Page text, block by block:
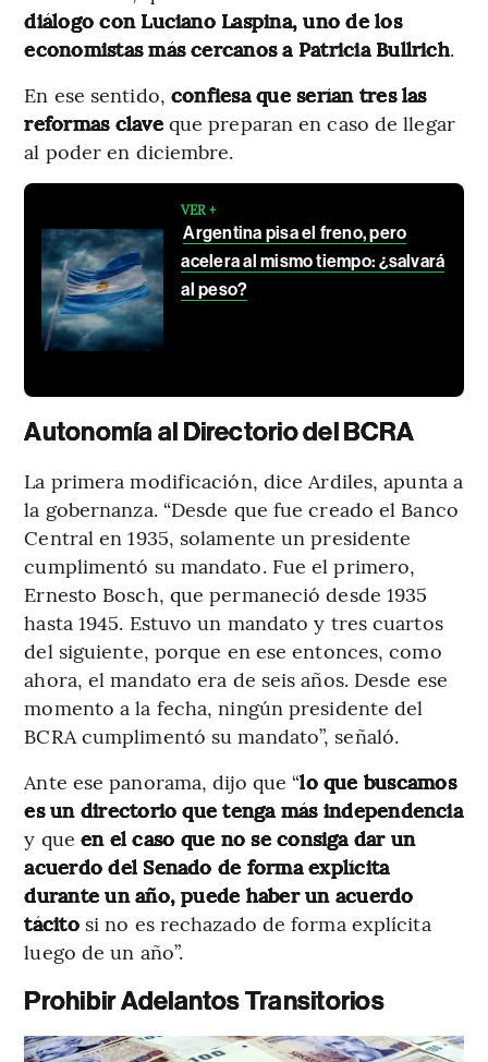
diálogo con Luciano Laspina, uno de los
economistas más cercanos a Patricia Bullrich.
En ese sentido, confiesa que serían tres las
reformas claveque preparan en caso de llegar
al poder en diciembre.
VER +
Argentina pisa el freno, pero
acelera al mismo tiempo: ¿salvará
al peso?
Autonomía al Directorio del BCRA
La primera modificación, dice Ardiles, apunta a
la gobernanza. “Desde que fue creado el Banco
Central en 1935, solamente un presidente
cumplimentó su mandato. Fue el primero,
Ernesto Bosch, que permaneció desde 1935
hasta 1945. Estuvo un mandato y tres cuartos
del siguiente, porque en ese entonces, como
ahora, el mandato era de seis años. Desde ese
momento a la fecha, ningún presidente del
BCRA cumplimentó su mandato”, señaló.
Ante ese panorama, dijo que “lo que buscamos
es un directorio que tenga más independencia
y que en el caso que no se consiga dar un
acuerdo del Senado de forma explícita
durante un año, puede haber un acuerdo
tácitosi no es rechazado de forma explícita
luego de un año”.
Prohibir Adelantos Transitorios